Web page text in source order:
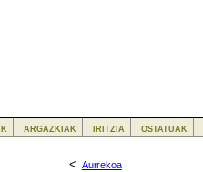
< Aurrekoa
argazkiak iritzia ostatuak